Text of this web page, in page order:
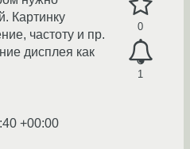
0
1
Картинку
частоту и пр.
дисплея как
+00:00